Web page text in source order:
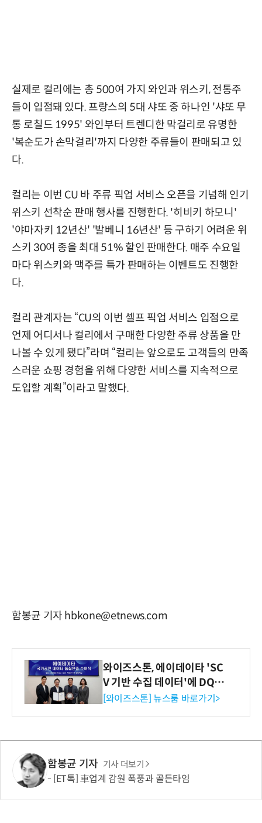
실제로 컬리에는 총 500여 가지 와인과 위스키, 전통주
들이 입점돼 있다. 프랑스의 5대 샤또 중 하나인 '샤또 무
통 로칠드 1995' 와인부터 트렌디한 막걸리로 유명한
'복순도가 손막걸리'까지 다양한 주류들이 판매되고 있
다.
컬리는 이번 CU 바 주류 픽업 서비스 오픈을 기념해 인기
위스키 선착순 판매 행사를 진행한다. '히비키 하모니'
'야마자키 12년산' '발베니 16년산' 등 구하기 어려운 위
스키 30여 종을 최대 51% 할인 판매한다. 매주 수요일
마다 위스키와 맥주를 특가 판매하는 이벤트도 진행한
다.
컬리 관계자는 “CU의 이번 셀프 픽업 서비스 입점으로
언제 어디서나 컬리에서 구매한 다양한 주류 상품을 만
나볼 수 있게 됐다”라며 “컬리는 앞으로도 고객들의 만족
스러운 쇼핑 경험을 위해 다양한 서비스를 지속적으로
도입할 계획”이라고 말했다.
함봉균 기자 hbkone@etnews.com
와이즈스톤, 에이데이타 'SC
V 기반 수집 데이터'에 DQ인
증 최고 등급 수여
[와이즈스톤] 뉴스룸 바로가기>
함봉균 기자 기사 더보기
[ET톡] 車업계 감원 폭풍과 골든타임